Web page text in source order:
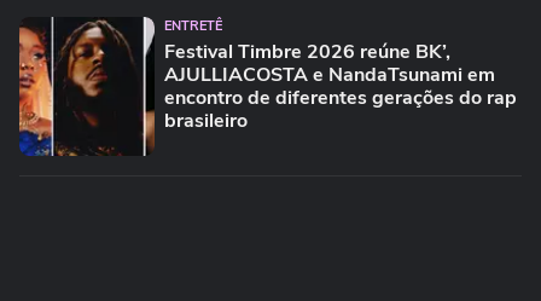
ENTRETÊ
Festival Timbre 2026 reúne BK’,
AJULLIACOSTA e NandaTsunami em
encontro de diferentes gerações do rap
brasileiro